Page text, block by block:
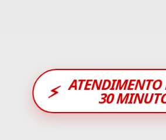
⚡ ATENDIMENTO
30